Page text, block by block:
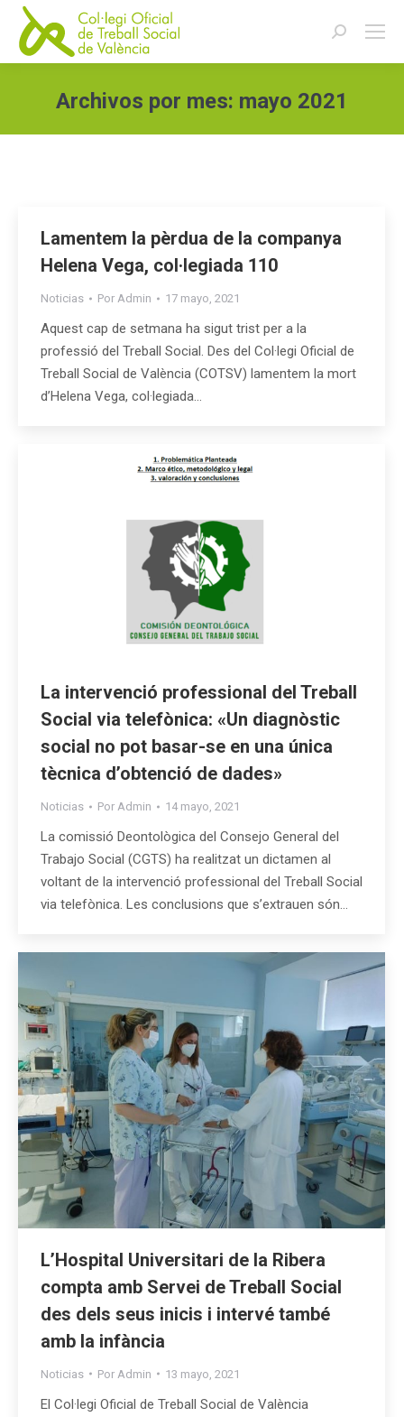
Buscar:
Archivos por mes: mayo 2021
Lamentem la pèrdua de la companya
Helena Vega, col·legiada 110
Noticias Por Admin 17 mayo, 2021
Aquest cap de setmana ha sigut trist per a la
professió del Treball Social. Des del Col·legi Oficial de
Treball Social de València (COTSV) lamentem la mort
d’Helena Vega, col·legiada…
La intervenció professional del Treball
Social via telefònica: «Un diagnòstic
social no pot basar-se en una única
tècnica d’obtenció de dades»
Noticias Por Admin 14 mayo, 2021
La comissió Deontològica del Consejo General del
Trabajo Social (CGTS) ha realitzat un dictamen al
voltant de la intervenció professional del Treball Social
via telefònica. Les conclusions que s’extrauen són…
L’Hospital Universitari de la Ribera
compta amb Servei de Treball Social
des dels seus inicis i intervé també
amb la infància
Noticias Por Admin 13 mayo, 2021
El Col·legi Oficial de Treball Social de València